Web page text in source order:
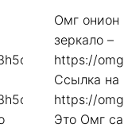
Омг онион
зеркало –
https://
Ссылка на
https://
Это Омг